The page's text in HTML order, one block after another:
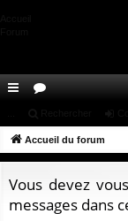
co
ci
u
s
Accueil du forum
Vous devez
messages dans